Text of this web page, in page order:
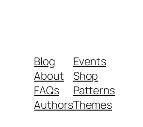
Blog
About
FAQs
Authors
Events
Shop
Patterns
Themes